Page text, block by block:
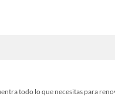
todo lo que necesitas para